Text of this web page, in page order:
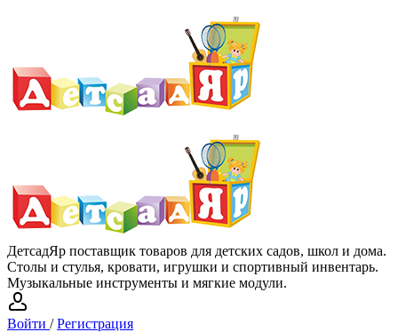
ДетсадЯр поставщик товаров для детских садов, школ и дома.
Столы и стулья, кровати, игрушки и спортивный инвентарь.
Музыкальные инструменты и мягкие модули.
Войти /Регистрация